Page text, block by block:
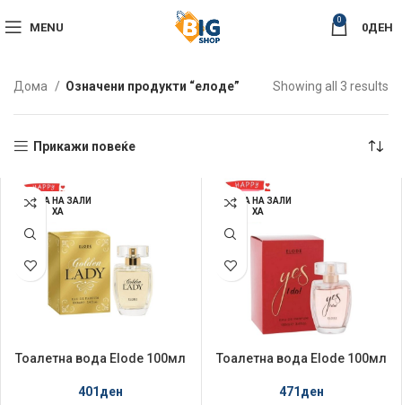
MENU
0
0ДЕН
Дома Означени продукти “елоде” Showing all 3 results
Прикажи повеќе
НЕМА НА ЗАЛИ
ХА
Тоалетна вода Elode 100мл
401ден
НЕМА НА ЗАЛИ
ХА
Тоалетна вода Elode 100мл
471ден